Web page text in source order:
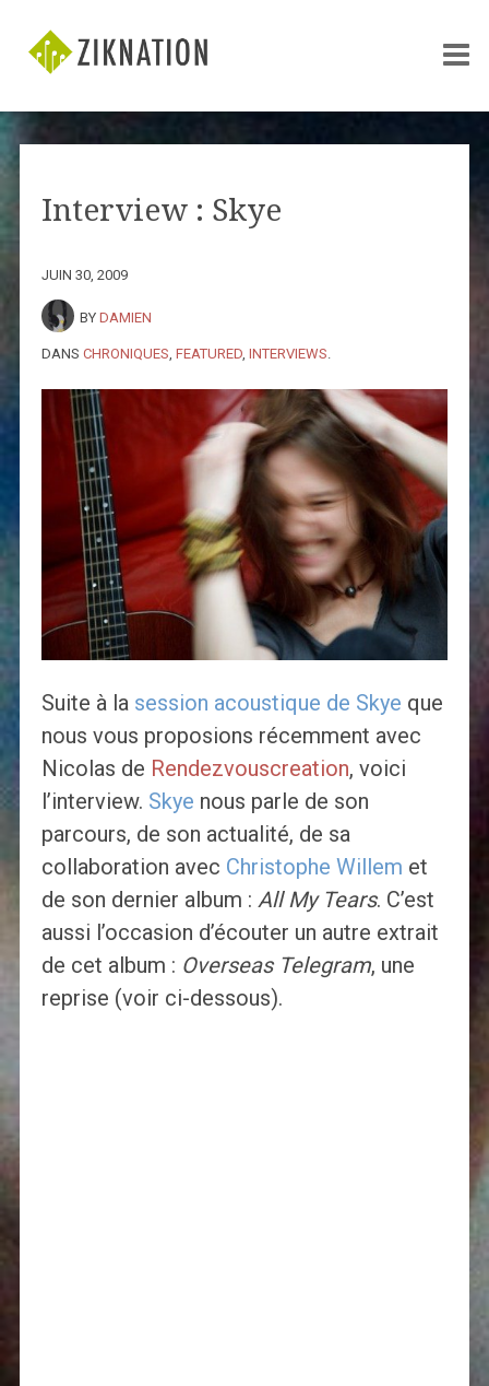
Interview : Skye
JUIN 30, 2009
BY DAMIEN
DANS CHRONIQUES FEATURED, INTERVIEWS
Suite à la session acoustique de Skye que
nous vous proposions récemment avec
Nicolas de Rendezvouscreation, voici
l’interview. Skye nous parle de son
parcours, de son actualité, de sa
collaboration avec Christophe Willem et
de son dernier album : All My Tears. C’est
aussi l’occasion d’écouter un autre extrait
de cet album : Overseas Telegram, une
reprise (voir ci-dessous).